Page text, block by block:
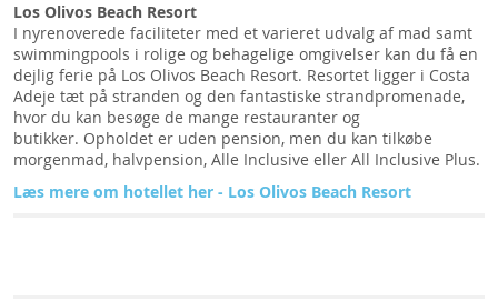
Los Olivos Beach Resort
I nyrenoverede faciliteter med et varieret udvalg af mad samt
swimmingpools i rolige og behagelige omgivelser kan du få en
dejlig ferie på Los Olivos Beach Resort. Resortet ligger i Costa
Adeje tæt på stranden og den fantastiske strandpromenade,
hvor du kan besøge de mange restauranter og
butikker. Opholdet er uden pension, men du kan tilkøbe
morgenmad, halvpension, Alle Inclusive eller All Inclusive Plus.
Læs mere om hotellet her - Los Olivos Beach Resort